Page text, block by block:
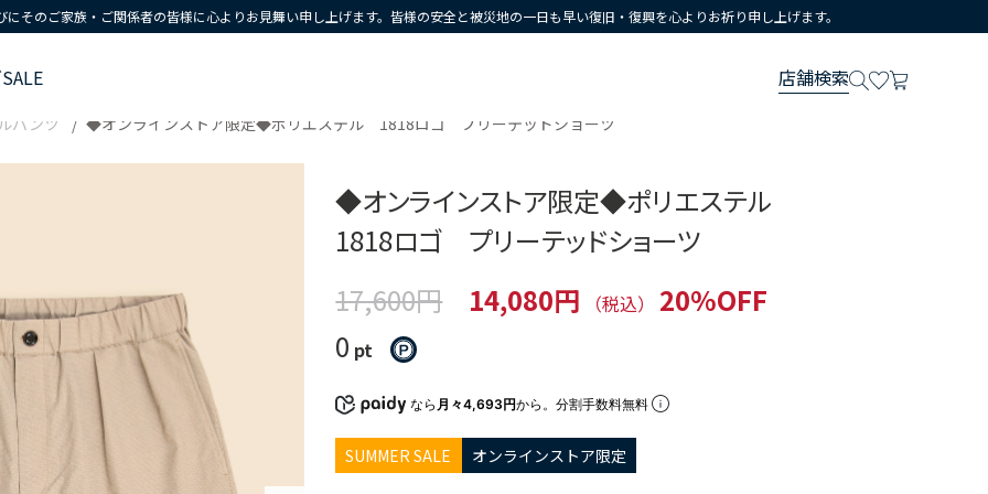
そのご家族・ご関係者の皆様に心よりお見舞い申し上げます。皆様の安全と被災地の一日も早い復旧・復興を心よりお祈り申し上げます。
SALE 店舗検索
パンツ ◆オンラインストア限定◆ポリエステル 1818ロゴ プリーテッドショーツ
◆オンラインストア限定◆ポリエステル
1818ロゴ プリーテッドショーツ
17,600円
14,080円 （税込）
20%OFF
0 pt
なら 月々4,693円から。分割手数料無料
SUMMER SALE オンラインストア限定